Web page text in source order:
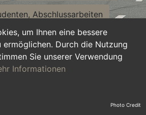
um Ihnen eine bessere
Durch die Nutzung
Sie unserer Verwendung
Informationen
Abschlussarbeiten
Assistenz, Sekretariat
und Nebenjobs
duale Ausbildung Photo Credit